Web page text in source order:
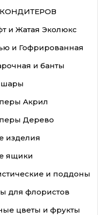
КОНДИТЕРОВ
и Жатая Эколюкс
и Гофрированная
и банты
шары
Акрил
Дерево
изделия
ящики
и поддоны
для флористов
цветы и фрукты